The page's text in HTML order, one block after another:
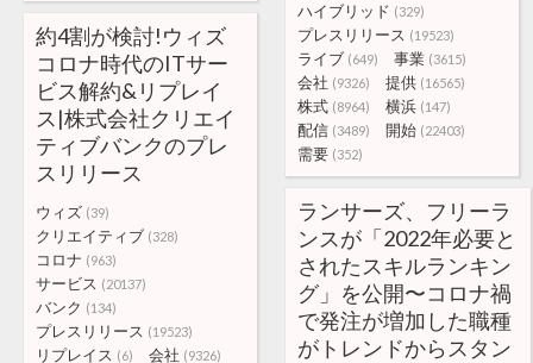
ハイブリッド (329)
プレスリリース (19523)
ライブ (649) 事業 (3615)
会社 (9326) 提供 (16565)
株式 (8964) 横浜 (147)
配信 (3489) 開始 (22403)
需要 (352)
約4割が検討!ウィズ
コロナ時代のITサー
ビス解約&リプレイ
ス|株式会社クリエイ
ティブバンクのプレ
スリリース
ウィズ (39)
クリエイティブ (328)
コロナ (963)
サービス (20137)
バンク (134)
プレスリリース (19523)
リプレイス (6) 会社 (9326)
ランサーズ、フリーラ
ンスが「2022年必要と
されたスキルランキン
グ」を公開〜コロナ禍
で発注が増加した職種
がトレンドからスタン